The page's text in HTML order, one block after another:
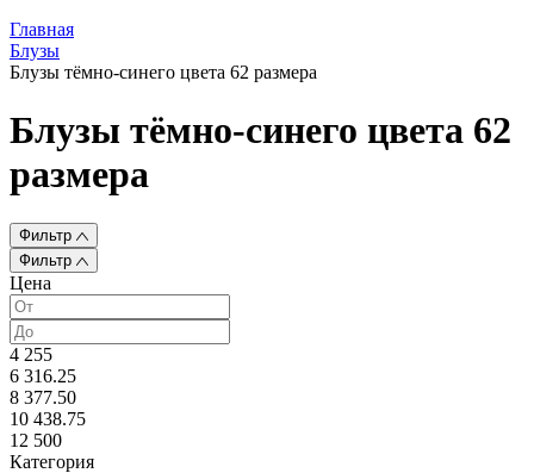
Главная
Блузы
Блузы тёмно-синего цвета 62 размера
Блузы тёмно-синего цвета 62
размера
Фильтр
Фильтр
Цена
4 255
6 316.25
8 377.50
10 438.75
12 500
Категория